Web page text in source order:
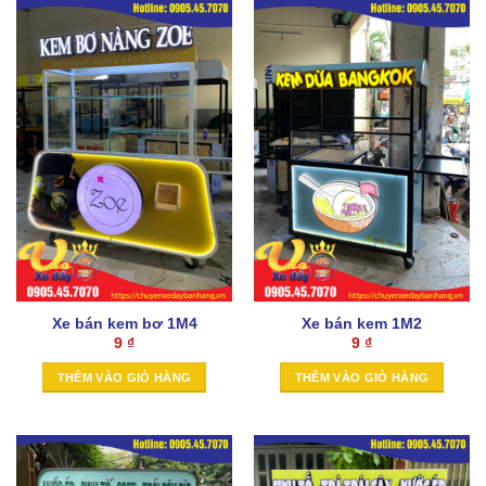
Xe bán kem bơ 1M4
9 ₫
THÊM VÀO GIỎ HÀNG
Xe bán kem 1M2
9 ₫
THÊM VÀO GIỎ HÀNG